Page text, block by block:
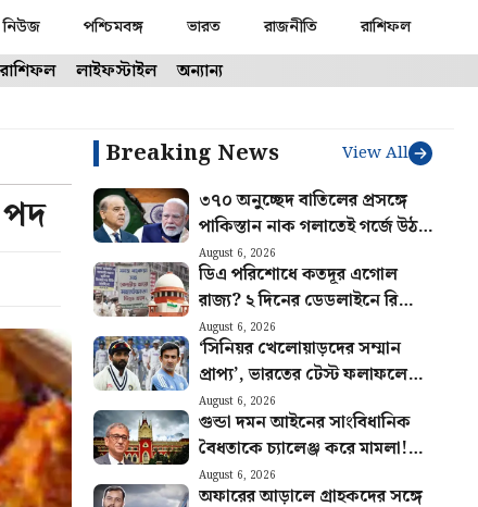
পশ্চিমবঙ্গ ভারত রাজনীতি রাশিফল
রাশিফল লাইফস্টাইল অন্যান্য
পদ
Breaking News View All
৩৭০ অনুচ্ছেদ বাতিলের প্রসঙ্গে
পাকিস্তান নাক গলাতেই গর্জে উঠল
ভারত! ইসলামাবাদকে কড়া বার্তা
নয়াদিল্লির
August 6, 2026
ডিএ পরিশোধে কতদূর এগোল
রাজ্য? ২ দিনের ডেডলাইনে রিপোর্ট
জমার নির্দেশ সুপ্রিম কোর্টের
August 6, 2026
‘সিনিয়র খেলোয়াড়দের সম্মান
প্রাপ্য’, ভারতের টেস্ট ফলাফলে
চিন্তিত রাহানে, গম্ভীরের উদ্দেশ্যে
বিশেষ পরামর্শ
August 6, 2026
গুন্ডা দমন আইনের সাংবিধানিক
বৈধতাকে চ্যালেঞ্জ করে মামলা!
খারিজ করে দিল হাইকোর্ট
August 6, 2026
অফারের আড়ালে গ্রাহকদের সঙ্গে